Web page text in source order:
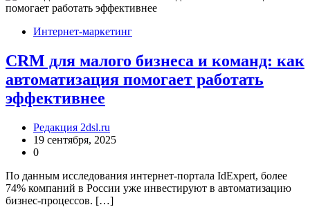
Интернет-маркетинг
CRM для малого бизнеса и команд: как
автоматизация помогает работать
эффективнее
Редакция 2dsl.ru
19 сентября, 2025
0
По данным исследования интернет-портала IdExpert, более
74% компаний в России уже инвестируют в автоматизацию
бизнес-процессов. […]